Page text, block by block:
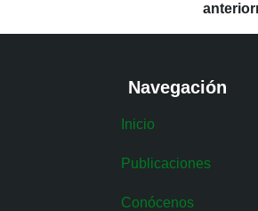
Navegación
Inicio
Publicaciones
Conócenos